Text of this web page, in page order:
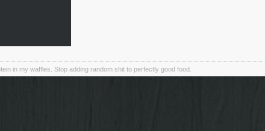
in my waffles. Stop adding random shit to perfectly good food.